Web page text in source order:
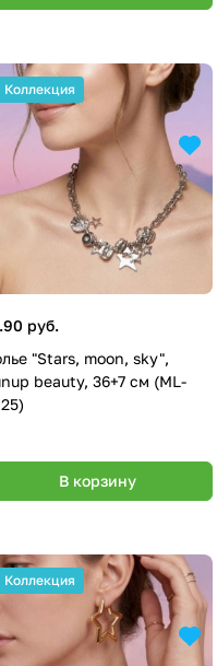
Коллекция
руб.
"Stars, moon, sky",
beauty, 36+7 см (ML-
В корзину
Коллекция